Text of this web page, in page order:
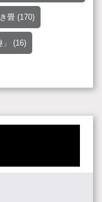
畳 (170)
(16)